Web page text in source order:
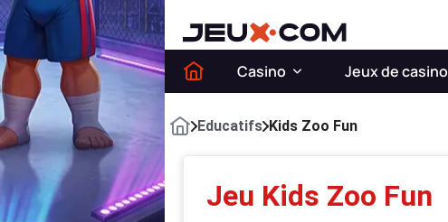
Casino Jeux de casino
Educatifs Kids Zoo Fun
Jeu Kids Zoo Fun